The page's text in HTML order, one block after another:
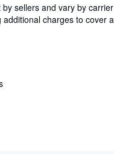
sellers and vary by
charges to cover